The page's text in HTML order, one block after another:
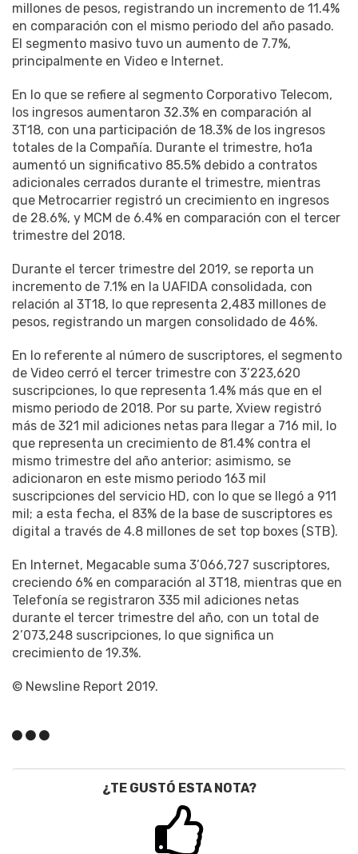
millones de pesos, registrando un incremento de 11.4%
en comparación con el mismo periodo del año pasado.
El segmento masivo tuvo un aumento de 7.7%,
principalmente en Video e Internet.
En lo que se refiere al segmento Corporativo Telecom,
los ingresos aumentaron 32.3% en comparación al
3T18, con una participación de 18.3% de los ingresos
totales de la Compañía. Durante el trimestre, ho1a
aumentó un significativo 85.5% debido a contratos
adicionales cerrados durante el trimestre, mientras
que Metrocarrier registró un crecimiento en ingresos
de 28.6%, y MCM de 6.4% en comparación con el tercer
trimestre del 2018.
Durante el tercer trimestre del 2019, se reporta un
incremento de 7.1% en la UAFIDA consolidada, con
relación al 3T18, lo que representa 2,483 millones de
pesos, registrando un margen consolidado de 46%.
En lo referente al número de suscriptores, el segmento
de Video cerró el tercer trimestre con 3’223,620
suscripciones, lo que representa 1.4% más que en el
mismo periodo de 2018. Por su parte, Xview registró
más de 321 mil adiciones netas para llegar a 716 mil, lo
que representa un crecimiento de 81.4% contra el
mismo trimestre del año anterior; asimismo, se
adicionaron en este mismo periodo 163 mil
suscripciones del servicio HD, con lo que se llegó a 911
mil; a esta fecha, el 83% de la base de suscriptores es
digital a través de 4.8 millones de set top boxes (STB).
En Internet, Megacable suma 3’066,727 suscriptores,
creciendo 6% en comparación al 3T18, mientras que en
Telefonía se registraron 335 mil adiciones netas
durante el tercer trimestre del año, con un total de
2’073,248 suscripciones, lo que significa un
crecimiento de 19.3%.
© Newsline Report 2019.
¿TE GUSTÓ ESTA NOTA?